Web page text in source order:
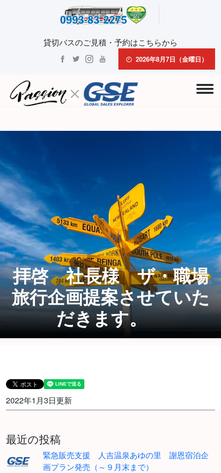
貸切バスのご見積・予約はこちらから
2026年8月7日（金曜日）
拝啓 社長様 ザ・職場
旅行企画提案させていた
だきます。
2022年1月3日更新
最近の投稿
緊急販売支援 人吉温泉あゆの里 謝恩宿泊企
画プラン発売（～９月末まで）